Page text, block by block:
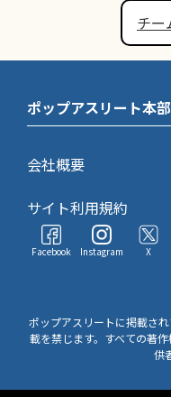
チー
ポップアスリート本部
会社概要
サイト利用規約
Facebook Instagram X
ポップアスリートに掲載さ
載を禁じます。すべての著
供